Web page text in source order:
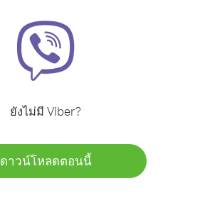
ยังไม่มี Viber?
ดาวน์โหลดตอนนี้